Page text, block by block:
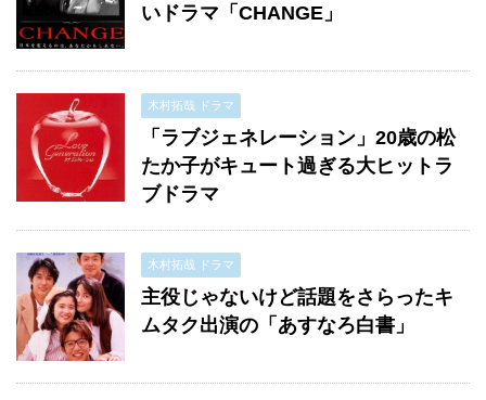
いドラマ「CHANGE」
木村拓哉 ドラマ
「ラブジェネレーション」20歳の松
たか子がキュート過ぎる大ヒットラ
ブドラマ
木村拓哉 ドラマ
主役じゃないけど話題をさらったキ
ムタク出演の「あすなろ白書」